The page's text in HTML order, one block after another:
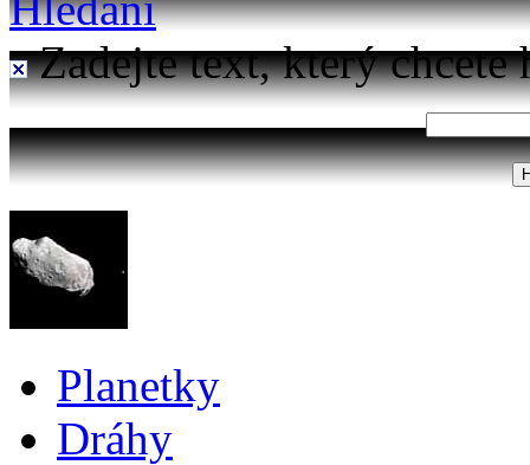
Zadejte text, který chcete
Planetky
Dráhy